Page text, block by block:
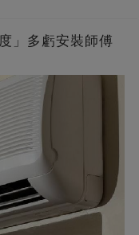
」多虧安裝師傅